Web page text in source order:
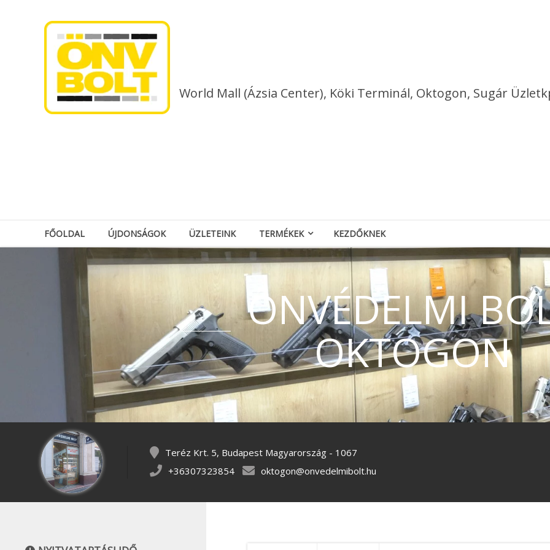
World Mall (Ázsia Center), Köki Terminál, Oktogon, Sugár
FŐOLDAL ÚJDONSÁGOK ÜZLETEINK TERMÉKEK KEZDŐKNEK
ÖNVÉDELMI
OKTOGON
Teréz Krt. 5, Budapest Magyarország - 1067
+36307323854
oktogon@onvedelmibolt.hu